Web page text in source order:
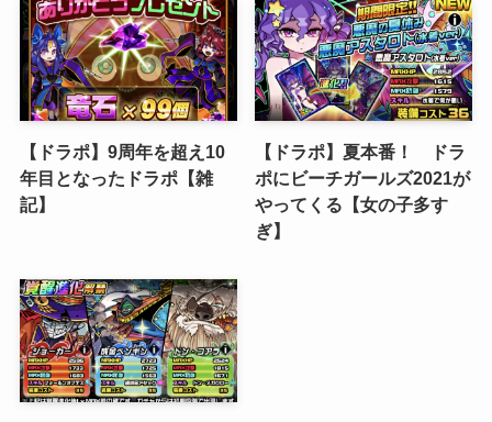
【ドラポ】9周年を超え10
年目となったドラポ【雑
記】
【ドラポ】夏本番！ ドラ
ポにビーチガールズ2021が
やってくる【女の子多す
ぎ】